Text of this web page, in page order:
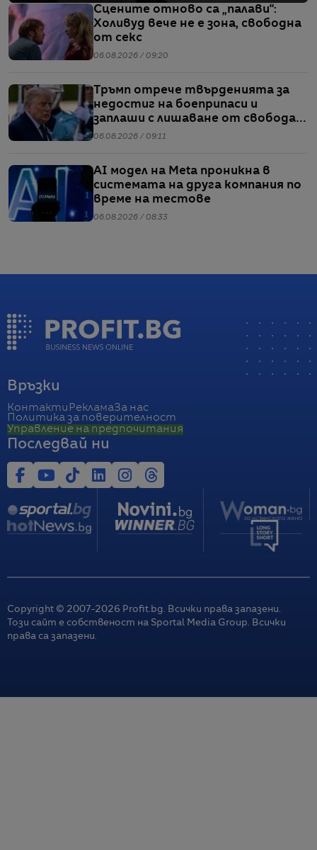
Сцените отново са „палави“:
Холивуд вече не е зона, свободна
от секс
06.08.2026 / 09:20
Тръмп отрече твърденията за
недостиг на боеприпаси и
заплаши с лишаване от свобода
хората, които разпространяват
06.08.2026 / 09:11
AI модел на Meta проникна в
системата на друга компания по
време на тестове
06.08.2026 / 08:33
Връзки
Контакти РекламаЗа нас
Политика за поверителност
Управление на предпочитания
Последвай ни
Copyright © 2007-2026 Profit.bg. Всички права запазени.
Този сайт е собственост на Sportal Media Group. Всички
права са запазени.